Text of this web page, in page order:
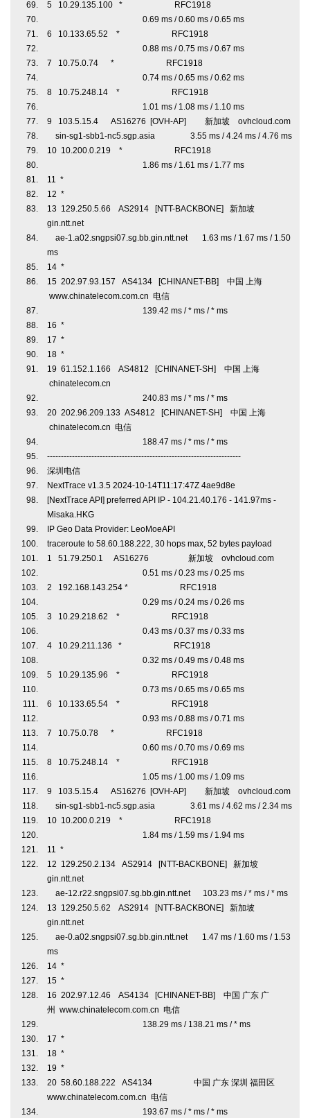
5 10.29.135.100 * RFC1918
0.69 ms / 0.60 ms / 0.65 ms
6 10.133.65.52 * RFC1918
0.88 ms / 0.75 ms / 0.67 ms
7 10.75.0.74 * RFC1918
0.74 ms / 0.65 ms / 0.62 ms
8 10.75.248.14 * RFC1918
1.01 ms / 1.08 ms / 1.10 ms
9 103.5.15.4 AS16276 [OVH-AP] 新加坡 ovhcloud.com
sin-sg1-sbb1-nc5.sgp.asia 3.55 ms / 4.24 ms / 4.76 ms
10 10.200.0.219 * RFC1918
1.86 ms / 1.61 ms / 1.77 ms
11 *
12 *
13 129.250.5.66 AS2914 [NTT-BACKBONE] 新加坡
gin.ntt.net
ae-1.a02.sngpsi07.sg.bb.gin.ntt.net 1.63 ms / 1.67 ms / 1.50
ms
14 *
15 202.97.93.157 AS4134 [CHINANET-BB] 中国 上海
www.chinatelecom.com.cn 电信
139.42 ms / * ms / * ms
16 *
17 *
18 *
19 61.152.1.166 AS4812 [CHINANET-SH] 中国 上海
chinatelecom.cn
240.83 ms / * ms / * ms
20 202.96.209.133 AS4812 [CHINANET-SH] 中国 上海
chinatelecom.cn 电信
188.47 ms / * ms / * ms
----------------------------------------------------------------------
深圳电信
NextTrace v1.3.5 2024-10-14T11:17:47Z 4ae9d8e
[NextTrace API] preferred API IP - 104.21.40.176 - 141.97ms -
Misaka.HKG
IP Geo Data Provider: LeoMoeAPI
traceroute to 58.60.188.222, 30 hops max, 52 bytes payload
1 51.79.250.1 AS16276 新加坡 ovhcloud.com
0.51 ms / 0.23 ms / 0.25 ms
2 192.168.143.254 * RFC1918
0.29 ms / 0.24 ms / 0.26 ms
3 10.29.218.62 * RFC1918
0.43 ms / 0.37 ms / 0.33 ms
4 10.29.211.136 * RFC1918
0.32 ms / 0.49 ms / 0.48 ms
5 10.29.135.96 * RFC1918
0.73 ms / 0.65 ms / 0.65 ms
6 10.133.65.54 * RFC1918
0.93 ms / 0.88 ms / 0.71 ms
7 10.75.0.78 * RFC1918
0.60 ms / 0.70 ms / 0.69 ms
8 10.75.248.14 * RFC1918
1.05 ms / 1.00 ms / 1.09 ms
9 103.5.15.4 AS16276 [OVH-AP] 新加坡 ovhcloud.com
sin-sg1-sbb1-nc5.sgp.asia 3.61 ms / 4.62 ms / 2.34 ms
10 10.200.0.219 * RFC1918
1.84 ms / 1.59 ms / 1.94 ms
11 *
12 129.250.2.134 AS2914 [NTT-BACKBONE] 新加坡
gin.ntt.net
ae-12.r22.sngpsi07.sg.bb.gin.ntt.net 103.23 ms / * ms / * ms
13 129.250.5.62 AS2914 [NTT-BACKBONE] 新加坡
gin.ntt.net
ae-0.a02.sngpsi07.sg.bb.gin.ntt.net 1.47 ms / 1.60 ms / 1.53
ms
14 *
15 *
16 202.97.12.46 AS4134 [CHINANET-BB] 中国 广东 广
州 www.chinatelecom.com.cn 电信
138.29 ms / 138.21 ms / * ms
17 *
18 *
19 *
20 58.60.188.222 AS4134 中国 广东 深圳 福田区
www.chinatelecom.com.cn 电信
193.67 ms / * ms / * ms